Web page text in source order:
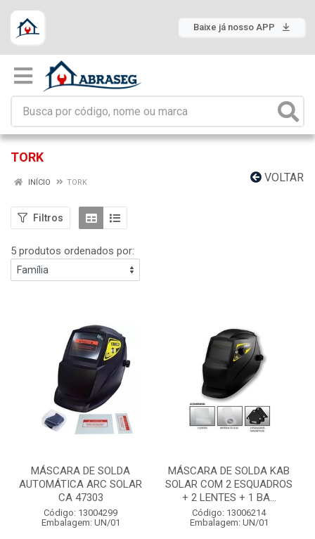
Baixe já nosso APP
TORK
VOLTAR
INÍCIO TORK
Filtros
5 produtos ordenados por:
MÁSCARA DE SOLDA
AUTOMÁTICA ARC SOLAR
CA 47303
Código: 13004299
Embalagem: UN/01
MÁSCARA DE SOLDA KAB
SOLAR COM 2 ESQUADROS
+ 2 LENTES + 1 BA...
Código: 13006214
Embalagem: UN/01